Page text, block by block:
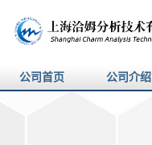
公司首页 公司介绍